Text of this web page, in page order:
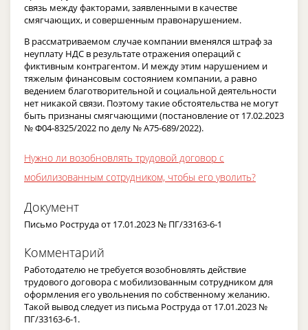
связь между факторами, заявленными в качестве
смягчающих, и совершенным правонарушением.
В рассматриваемом случае компании вменялся штраф за
неуплату НДС в результате отражения операций с
фиктивным контрагентом. И между этим нарушением и
тяжелым финансовым состоянием компании, а равно
ведением благотворительной и социальной деятельности
нет никакой связи. Поэтому такие обстоятельства не могут
быть признаны смягчающими (постановление от 17.02.2023
№ Ф04-8325/2022 по делу № А75-689/2022).
Нужно ли возобновлять трудовой договор с
мобилизованным сотрудником, чтобы его уволить?
Документ
Письмо Роструда от 17.01.2023 № ПГ/33163-6-1
Комментарий
Работодателю не требуется возобновлять действие
трудового договора с мобилизованным сотрудником для
оформления его увольнения по собственному желанию.
Такой вывод следует из письма Роструда от 17.01.2023 №
ПГ/33163-6-1.